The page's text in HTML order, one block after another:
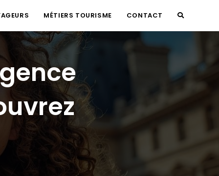
MÉTIERS TOURISME CONTACT TOGGLE
SEARCH